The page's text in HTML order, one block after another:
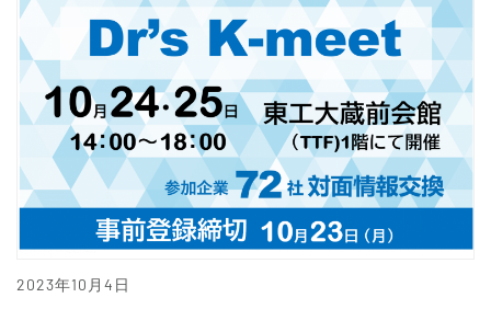
2023年10月4日